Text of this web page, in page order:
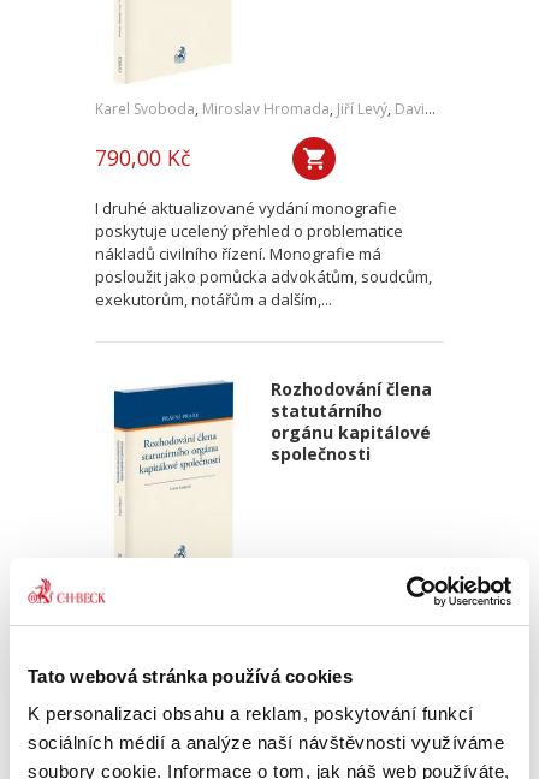
Tato webová stránka používá cookies
K personalizaci obsahu a reklam, poskytování funkcí
sociálních médií a analýze naší návštěvnosti využíváme
soubory cookie. Informace o tom, jak náš web používáte,
Karel Svoboda, Miroslav Hromada, Jiří Levý, David Vláčil
790,00 Kč
I druhé aktualizované vydání monografie
poskytuje ucelený přehled o problematice
nákladů civilního řízení. Monografie má
posloužit jako pomůcka advokátům, soudcům,
exekutorům, notářům a dalším,...
Rozhodování člena
statutárního
orgánu kapitálové
společnosti
Lucie Josková,
Člen statutárního orgánu je odpovědný za
řádný výkon funkce, nikoliv za výsledek své
činnosti. Z pohledu rozhodování to znamená,
že člen statutárního orgánu je povinen přijmout